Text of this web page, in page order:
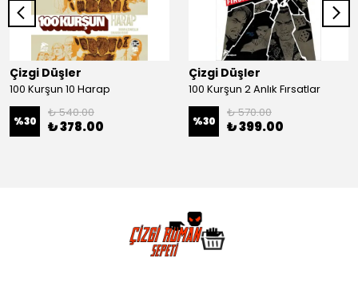
Çizgi Düşler
100 Kurşun 10 Harap
%30
₺ 540.00
₺ 378.00
Çizgi Düşler
100 Kurşun 2 Anlık Fırsatlar
%30
₺ 570.00
₺ 399.00